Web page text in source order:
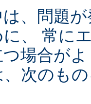
、問題
、 常に
場合が
次のも